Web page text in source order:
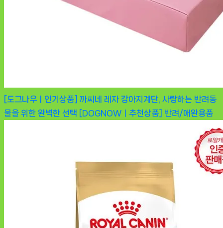
[도그나우ㅣ인기상품] 까씨네 레자 강아지계단, 사랑하는 반려동
물을 위한 완벽한 선택 [DOGNOWㅣ추천상품] 반려/애완용품